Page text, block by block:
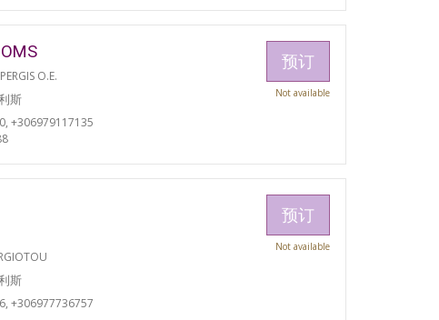
O.E.
斯
+306979117135
预订
Not available
斯
+306977736757
预订
Not available